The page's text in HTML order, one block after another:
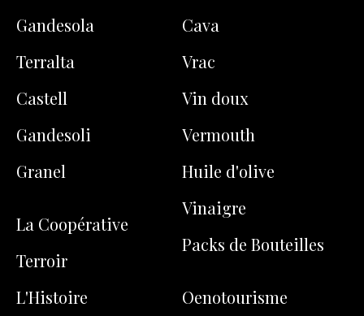
Gandesola
Terralta
Castell
Gandesoli
Granel
La Coopérative
Terroir
L'Histoire
Cava
Vrac
Vin doux
Vermouth
Huile d'olive
Vinaigre
Packs de Bouteilles
Oenotourisme